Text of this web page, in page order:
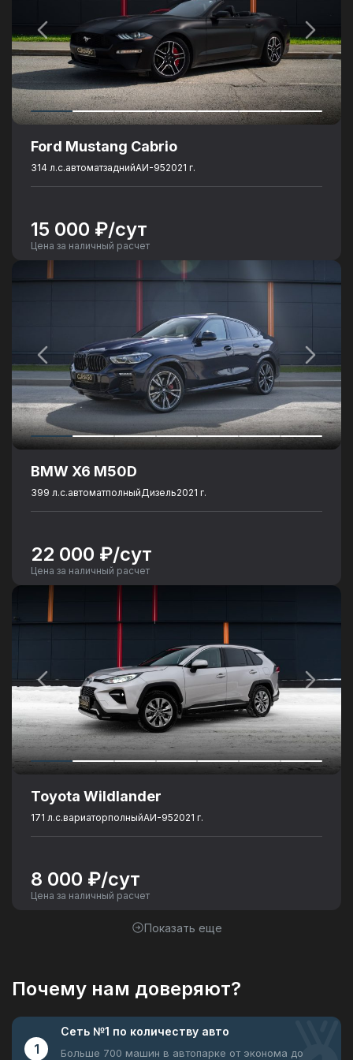
Количество посадочных мест: 5
Ford Mustang Cabrio
314 л.с.автоматзаднийАИ-952021 г.
15 000 ₽/сут
Цена за наличный расчет
BMW X6 M50D
399 л.с.автоматполныйДизель2021 г.
22 000 ₽/сут
Цена за наличный расчет
Toyota Wildlander
171 л.с.вариаторполныйАИ-952021 г.
8 000 ₽/сут
Цена за наличный расчет
Показать еще
Почему нам доверяют?
1
Сеть №1 по количеству авто
Больше 700 машин в автопарке от эконома до